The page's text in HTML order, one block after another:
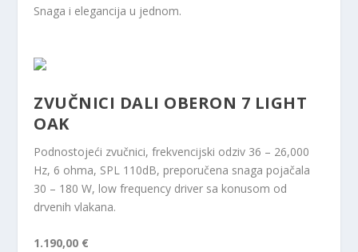
Snaga i elegancija u jednom.
ZVUČNICI DALI OBERON 7 LIGHT
OAK
Podnostojeći zvučnici, frekvencijski odziv 36 – 26,000
Hz, 6 ohma, SPL 110dB, preporučena snaga pojačala
30 – 180 W, low frequency driver sa konusom od
drvenih vlakana.
1.190,00 €